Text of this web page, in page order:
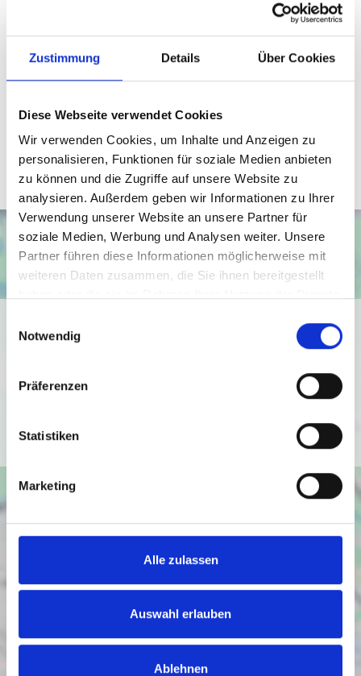
Zustimmung Details Über Cookies
Diese Webseite verwendet Cookies
Wir verwenden Cookies, um Inhalte und Anzeigen zu
personalisieren, Funktionen für soziale Medien anbieten
zu können und die Zugriffe auf unsere Website zu
analysieren. Außerdem geben wir Informationen zu Ihrer
Verwendung unserer Website an unsere Partner für
soziale Medien, Werbung und Analysen weiter. Unsere
Partner führen diese Informationen möglicherweise mit
weiteren Daten zusammen, die Sie ihnen bereitgestellt
Notwendig
Präferenzen
Statistiken
Marketing
Alle zulassen
Auswahl erlauben
Ablehnen
Ansprechpartner
Telefon: 0571 597 265 17
Telefax: 0571 870 490 05
Ich bin damit einverstanden, dass mir Karten von Google
(https://policies.google.com/privacy